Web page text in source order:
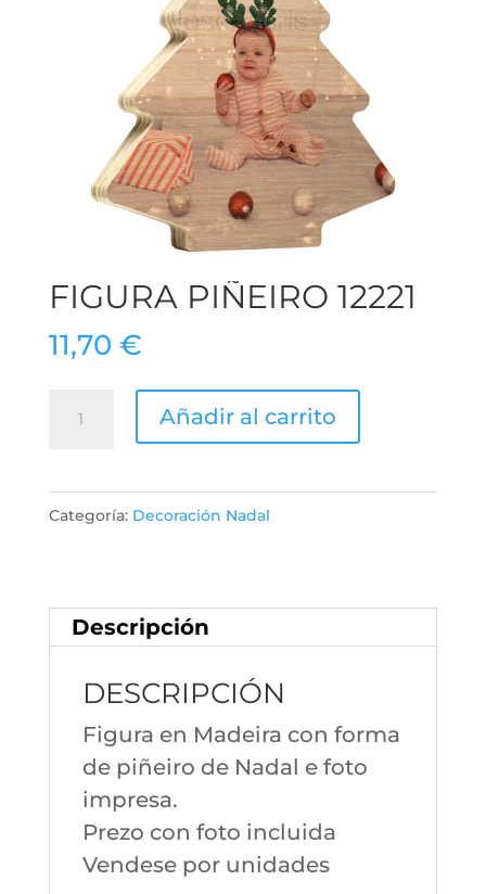
FIGURA PIÑEIRO 12221
11,70 €
cantidad
Añadir al carrito
Categoría: Decoración Nadal
Descripción
DESCRIPCIÓN
Figura en Madeira con forma
de piñeiro de Nadal e foto
impresa.
Prezo con foto incluida
Vendese por unidades